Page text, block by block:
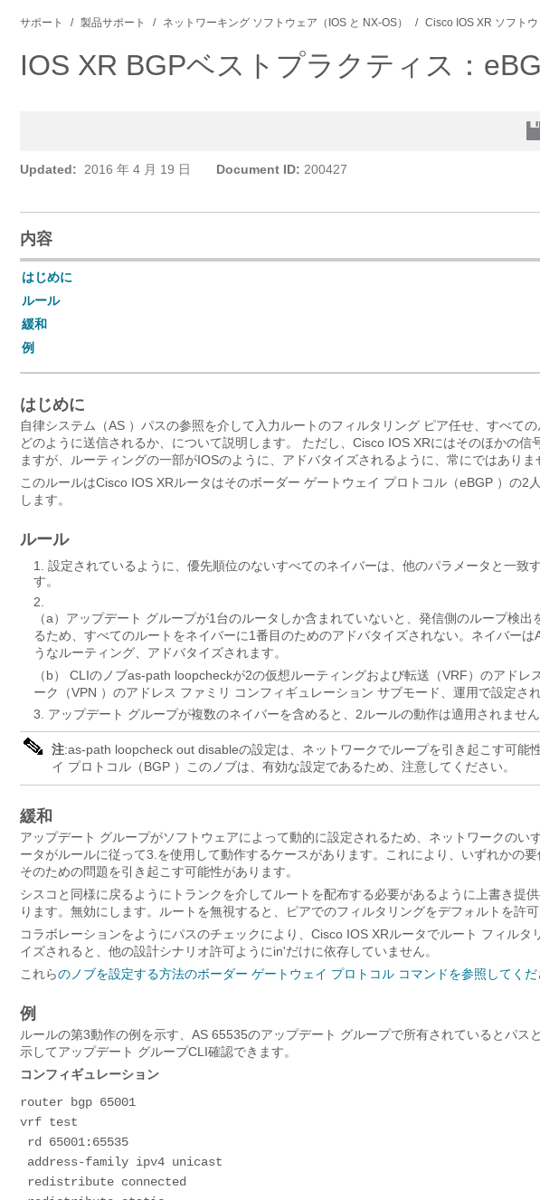
サポート 製品サポート ネットワーキング ソフトウェア（IOS と NX-OS） Cisco IOS XR ソフトウ
IOS XR BGPベストプラクティス：
Updated: 2016 年 4 月 19 日 Document ID: 200427
内容
はじめに
ルール
緩和
例
はじめに
自律システム（AS ）パスの参照を介して入力ルートのフィルタリング ピア任せ、すべて
どのように送信されるか、について説明します。 ただし、Cisco IOS XRにはそのほかの
ますが、ルーティングの一部がIOSのように、アドバタイズされるように、常にではありま
このルールはCisco IOS XRルータはそのボーダー ゲートウェイ プロトコル（eBGP ）の2
します。
ルール
設定されているように、優先順位のないすべてのネイバーは、他のパラメータと一致
す。
（a）アップデート グループが1台のルータしか含まれていないと、発信側のループ検
るため、すべてのルートをネイバーに1番目のためのアドバタイズされない。ネイバー
うなルーティング、アドバタイズされます。
（b） CLIのノブas-path loopcheckが2の仮想ルーティングおよび転送（VRF）のアド
ーク（VPN ）のアドレス ファミリ コンフィギュレーション サブモード、運用で設定さ
アップデート グループが複数のネイバーを含めると、2ルールの動作は適用されません
注:as-path loopcheck out disableの設定は、ネットワークでループを引き起こす可能
イ プロトコル（BGP ）このノブは、有効な設定であるため、注意してください。
緩和
アップデート グループがソフトウェアによって動的に設定されるため、ネットワークの
ータがルールに従って3.を使用して動作するケースがあります。これにより、いずれかの
そのための問題を引き起こす可能性があります。
シスコと同様に戻るようにトランクを介してルートを配布する必要があるように上書き提
ります。無効にします。ルートを無視すると、ピアでのフィルタリングをデフォルトを許可
コラボレーションをようにパスのチェックにより、Cisco IOS XRルータでルート フィル
イズされると、他の設計シナリオ許可ようにin'だけに依存していません。
これらのノブを設定する方法のボーダー ゲートウェイ プロトコル コマンドを参照してくだ
例
ルールの第3動作の例を示す、AS 65535のアップデート グループで所有されているとパス
示してアップデート グループCLI確認できます。
コンフィギュレーション
router bgp 65001
vrf test
rd 65001:65535
address-family ipv4 unicast
redistribute connected